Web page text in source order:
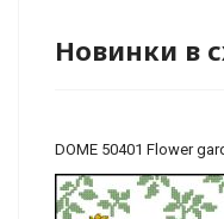
Новинки в
DOME 50401 Flower